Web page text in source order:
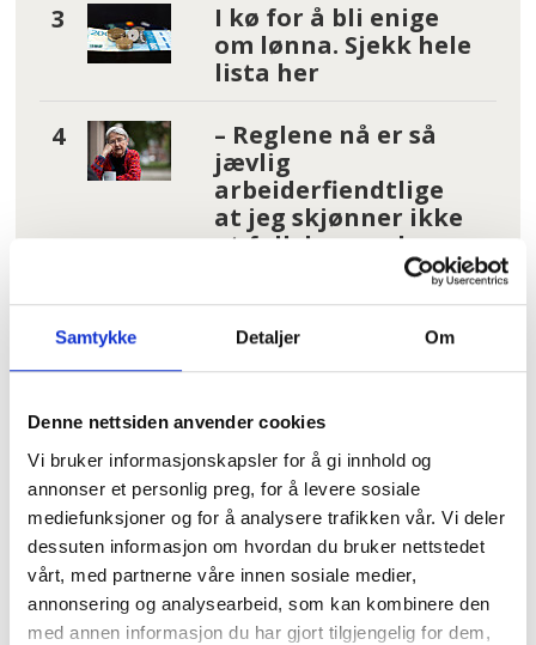
Samtykke Detaljer Om
Denne nettsiden anvender cookies
Vi bruker informasjonskapsler for å gi innhold og
annonser et personlig preg, for å levere sosiale
mediefunksjoner og for å analysere trafikken vår. Vi deler
dessuten informasjon om hvordan du bruker nettstedet
vårt, med partnerne våre innen sosiale medier,
annonsering og analysearbeid, som kan kombinere den
med annen informasjon du har gjort tilgjengelig for dem,
I kø for å bli enige
om lønna. Sjekk hele
lista her
– Reglene nå er så
jævlig
arbeiderfiendtlige
at jeg skjønner ikke
at folk kan svelge
Fruktsukker utpekt
Les flere nyheter: